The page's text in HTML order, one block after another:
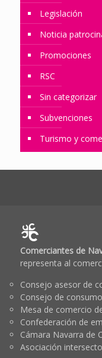
Legislación
Noticia
Promociones
RSC
Sin categorizar
Subvenciones
Turismo y
Comerciantes de
representa al
Consejo asesor de
Consejo de
Mesa de comercio
Confederación de
Cámara Navarra de
Asociación